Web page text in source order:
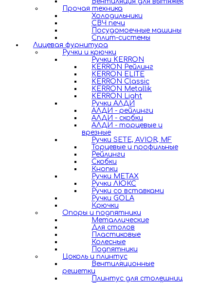
Прочая техника
Холодильники
СВЧ печи
Посудомоечные машины
Сплит-системы
Лицевая фурнитура
Ручки и крючки
Ручки KERRON
KERRON Рейлинг
KERRON ELITE
KERRON Classic
KERRON Metallik
KERRON Light
Ручки АЛДИ
АЛДИ - рейлинги
АЛДИ - скобки
АЛДИ - торцевые и
врезные
Ручки SETE, AVIOR, MF
Торцевые и профильные
Рейлинги
Скобки
Кнопки
Ручки METAX
Ручки ЛЮКС
Ручки со вставками
Ручки GOLA
Крючки
Опоры и подпятники
Металлические
Для столов
Пластиковые
Колесные
Подпятники
Цоколь и плинтус
Вентиляционные
решетки
Плинтус для столешниц